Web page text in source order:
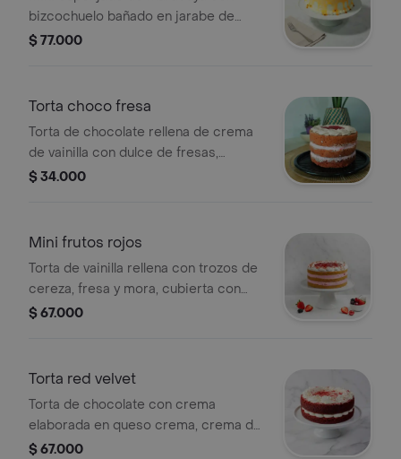
bizcochuelo bañado en jarabe de
maracuyá, decorado con una cereza.
$ 77.000
Torta choco fresa
Torta de chocolate rellena de crema
de vainilla con dulce de fresas,
cubierta en crema de chocolate, 4 a 6
$ 34.000
Mini frutos rojos
Torta de vainilla rellena con trozos de
cereza, fresa y mora, cubierta con
nuestra deliciosa crema refrigerada
$ 67.000
Torta red velvet
Torta de chocolate con crema
elaborada en queso crema, crema de
vainilla y toque de limón, 15 a 20
$ 67.000